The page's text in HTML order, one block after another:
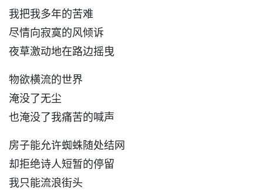
我把我多年的苦难
尽情向寂寞的风倾诉
夜草激动地在路边摇曳
物欲横流的世界
淹没了无尘
也淹没了我痛苦的喊声
房子能允许蜘蛛随处结网
却拒绝诗人短暂的停留
我只能流浪街头